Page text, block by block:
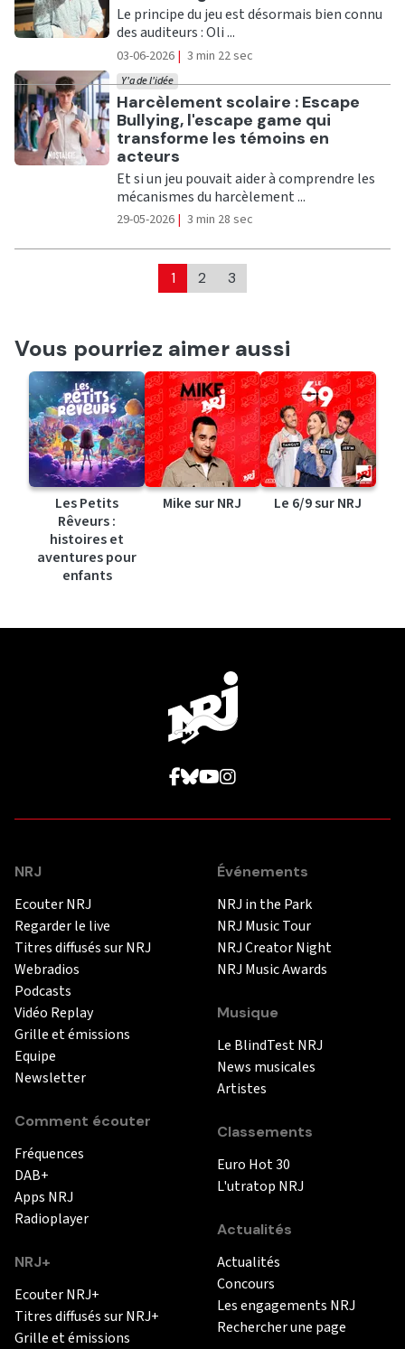
Le principe du jeu est désormais bien connu
des auditeurs : Oli ...
03-06-2026 | 3 min 22 sec
Ecouter
Harcèlement scolaire : Escape
Bullying, l'escape game qui
transforme les témoins en
acteurs
Y'a de l'idée
Et si un jeu pouvait aider à comprendre les
mécanismes du harcèlement ...
29-05-2026 | 3 min 28 sec
1 2 3
Vous pourriez aimer aussi
Les Petits
Rêveurs :
histoires et
aventures pour
enfants
Mike sur NRJ Le 6/9 sur NRJ
NRJ
Ecouter NRJ
Regarder le live
Titres diffusés sur NRJ
Webradios
Podcasts
Vidéo Replay
Grille et émissions
Equipe
Newsletter
Comment écouter
Fréquences
DAB+
Apps NRJ
Radioplayer
NRJ+
Ecouter NRJ+
Titres diffusés sur NRJ+
Grille et émissions
Événements
NRJ in the Park
NRJ Music Tour
NRJ Creator Night
NRJ Music Awards
Musique
Le BlindTest NRJ
News musicales
Artistes
Classements
Euro Hot 30
L'utratop NRJ
Actualités
Actualités
Concours
Les engagements NRJ
Rechercher une page